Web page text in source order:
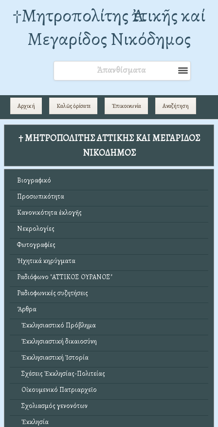
†Mητροπολίτης Ἀττικῆς καί
Μεγαρίδος Νικόδημος
Ἀπανθίσματα
Αρχική Καλῶς ὁρίσατε Ἐπικοινωνία Αναζήτηση
† ΜΗΤΡΟΠΟΛΙΤΗΣ ΑΤΤΙΚΗΣ ΚΑΙ ΜΕΓΑΡΙΔΟΣ
ΝΙΚΟΔΗΜΟΣ
Βιογραφικό
Προσωπικότητα
Κανονικότητα ἐκλογῆς
Νεκρολογίες
Φωτογραφίες
Ἠχητικά κηρύγματα
Ραδιόφωνο "ΑΤΤΙΚΟΣ ΟΥΡΑΝΟΣ"
Ραδιοφωνικές συζητήσεις
Ἄρθρα
Ἐκκλησιαστικό Πρόβλημα
Ἐκκλησιαστική δικαιοσύνη
Ἐκκλησιαστική Ἱστορία
Σχέσεις Ἐκκλησίας-Πολιτείας
Οἰκουμενικό Πατριαρχεῖο
Σχολιασμός γενονότων
Ἐκκλησία